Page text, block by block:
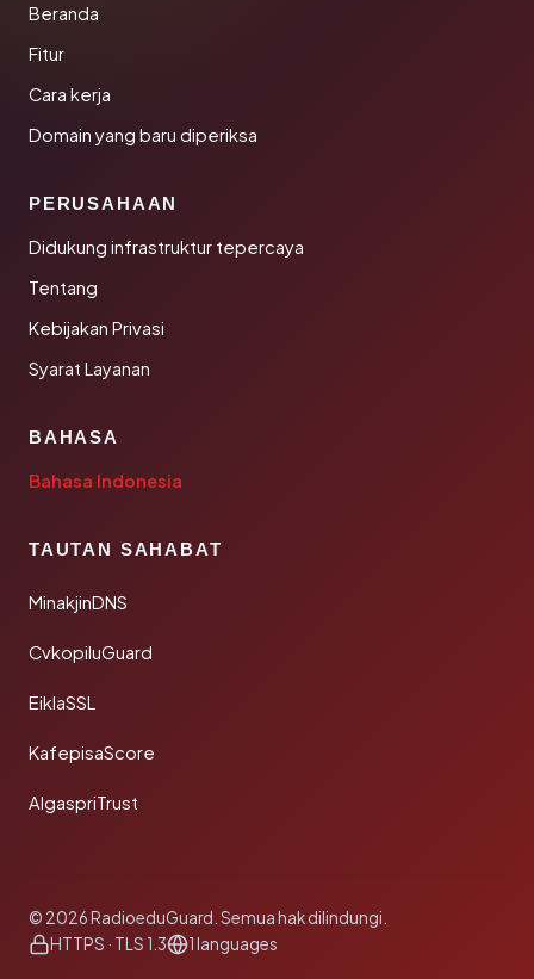
Beranda
Fitur
Cara kerja
Domain yang baru diperiksa
PERUSAHAAN
Didukung infrastruktur tepercaya
Tentang
Kebijakan Privasi
Syarat Layanan
BAHASA
Bahasa Indonesia
TAUTAN SAHABAT
MinakjinDNS
CvkopiluGuard
EiklaSSL
KafepisaScore
AlgaspriTrust
© 2026 RadioeduGuard. Semua hak dilindungi.
HTTPS · TLS 1.3
1 languages